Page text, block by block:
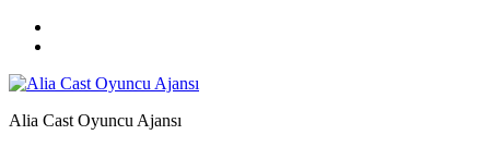
Alia Cast Oyuncu Ajansı